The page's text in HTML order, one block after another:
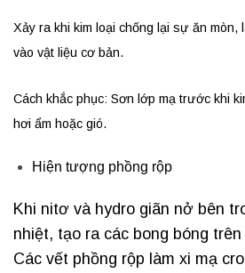
Xảy ra khi kim loại chống lại sự ăn mòn,
vào vật liệu cơ bản.
Cách khắc phục: Sơn lớp mạ trước khi
hơi ẩm hoặc gió.
Hiện tượng phồng rộp
Khi nitơ và hydro giãn nở bên
nhiệt, tạo ra các bong bóng
Các vết phồng rộp làm xi mạ